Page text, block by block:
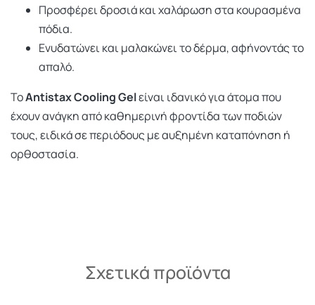
Προσφέρει δροσιά και χαλάρωση στα κουρασμένα
πόδια.
Ενυδατώνει και μαλακώνει το δέρμα, αφήνοντάς το
απαλό.
ΤοAntistax Cooling Gelείναι ιδανικό για άτομα που
έχουν ανάγκη από καθημερινή φροντίδα των ποδιών
τους, ειδικά σε περιόδους με αυξημένη καταπόνηση ή
ορθοστασία.
Σχετικά προϊόντα